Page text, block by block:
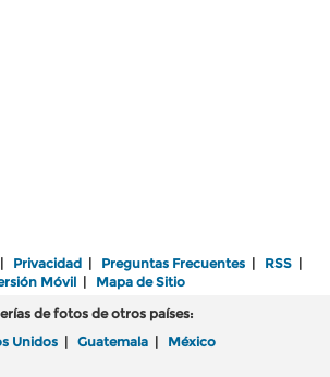
| Privacidad | Preguntas Frecuentes | RSS |
Móvil| Mapa de Sitio
de fotos de otros países:
Unidos | Guatemala | México